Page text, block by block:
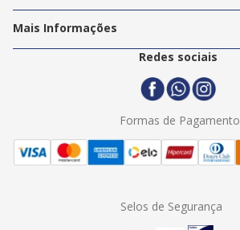
Trabalhe Conosco
Política de Privacidade
Termos e Condições
Politica de Entrega
Mais Informações
2ª Via Nota Fiscal
Redes sociais
Formas de Pagamento
Selos de Segurança